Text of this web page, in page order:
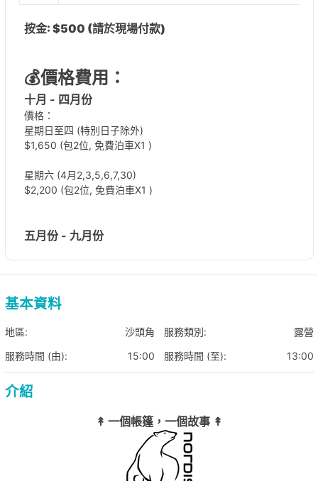
按金: $500 (請於現場付款)
💰價格費用：
十月 - 四月份
價格：
星期日至四 (特別日子除外)
$1,650 (包2位, 免費泊車X1 )
星期六 (4月2,3,5,6,7,30)
$2,200 (包2位, 免費泊車X1 )
五月份 - 九月份
*加人數：
*額外泊車
費用套票已包以下裝備(入營時職員已經會準備好,唔需要自己
set)
基本資料
地區: 沙頭角 服務類別:
露營
服務時間 (由):
15:00 服務時間 (至): 13:00
介紹
↟ 一個帳篷，一個故事 ↟